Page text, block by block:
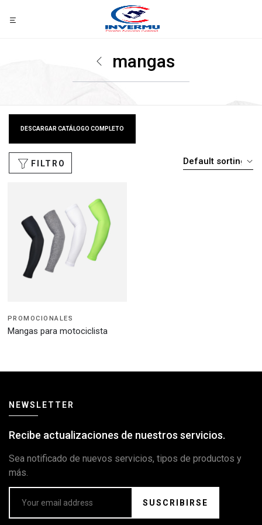
mangas
DESCARGAR CATÁLOGO COMPLETO
FILTRO
PROMOCIONALES
Mangas para motociclista
NEWSLETTER
Recibe actualizaciones de nuestros servicios.
Sea notificado de nuevos servicios, tipos de productos y
más.
SUSCRIBIRSE